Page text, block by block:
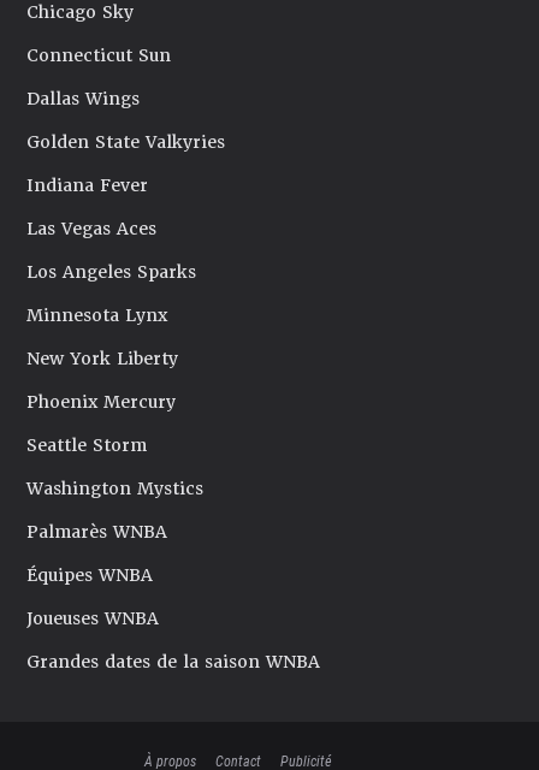
Chicago Sky
Connecticut Sun
Dallas Wings
Golden State Valkyries
Indiana Fever
Las Vegas Aces
Los Angeles Sparks
Minnesota Lynx
New York Liberty
Phoenix Mercury
Seattle Storm
Washington Mystics
Palmarès WNBA
Équipes WNBA
Joueuses WNBA
Grandes dates de la saison WNBA
À propos Contact Publicité